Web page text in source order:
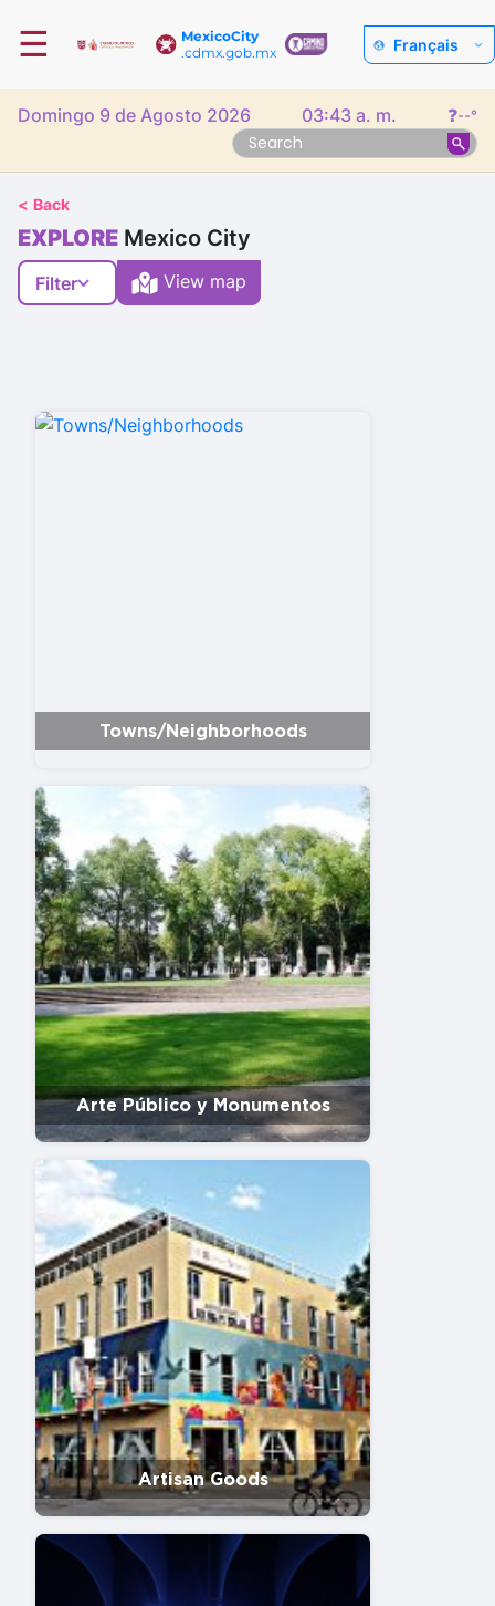
MexicoCity
.cdmx.gob.mx
☰ Français
Domingo 9 de Agosto 2026 03:43 a. m. ❓--°
< Back
EXPLORE Mexico City
Filter View map
Towns/Neighborhoods
Arte Público y Monumentos
Artisan Goods